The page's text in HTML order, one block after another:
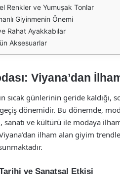
Renkler ve Yumuşak Tonlar
Giyinmenin Önemi
Rahat Ayakkabılar
Aksesuarlar
Viyana’dan
sıcak günlerinin geride
dönemidir. Bu dönemde,
sanatı ve kültürü ile modaya
ilham alan giyim
Tarihi ve Sanatsal Etkisi